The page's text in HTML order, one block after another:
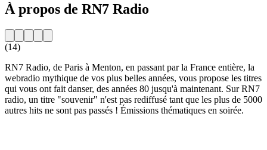
À propos de RN7 Radio
(14)
RN7 Radio, de Paris à Menton, en passant par la France entière, la
webradio mythique de vos plus belles années, vous propose les titres
qui vous ont fait danser, des années 80 jusqu'à maintenant. Sur RN7
radio, un titre "souvenir" n'est pas rediffusé tant que les plus de 5000
autres hits ne sont pas passés ! Émissions thématiques en soirée.